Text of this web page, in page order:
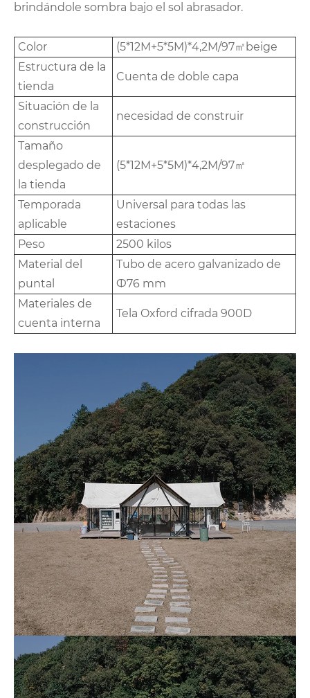
brindándole sombra bajo el sol abrasador.
Color
(5*12M+5*5M)*4,2M/97㎡beige
Estructura de la
tienda
Cuenta de doble capa
Situación de la
construcción
necesidad de construir
Tamaño
desplegado de
la tienda
(5*12M+5*5M)*4,2M/97㎡
Temporada
aplicable
Universal para todas las
estaciones
Peso
2500 kilos
Material del
puntal
Tubo de acero galvanizado de
Ф76 mm
Materiales de
cuenta interna
Tela Oxford cifrada 900D